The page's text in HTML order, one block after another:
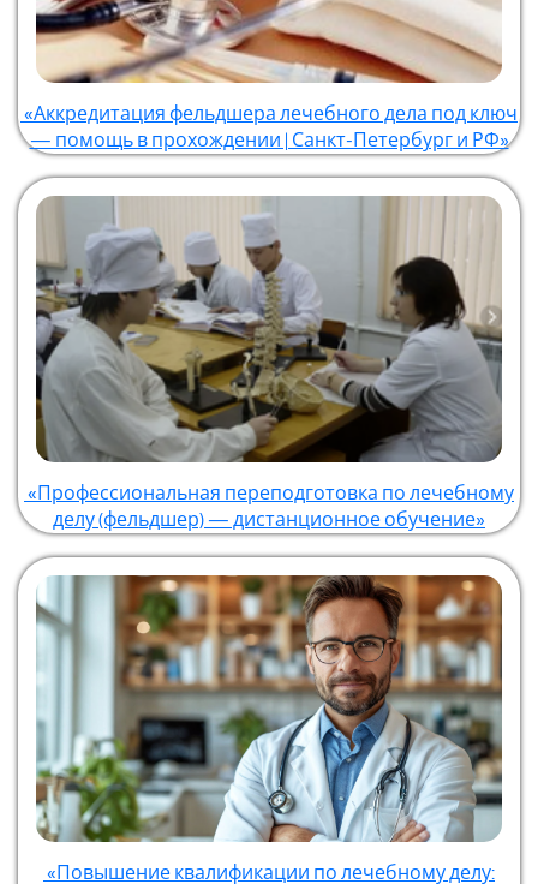
«Аккредитация фельдшера лечебного дела под ключ
— помощь в прохождении | Санкт-Петербург и РФ»
«Профессиональная переподготовка по лечебному
делу (фельдшер) — дистанционное обучение»
«Повышение квалификации по лечебному делу: